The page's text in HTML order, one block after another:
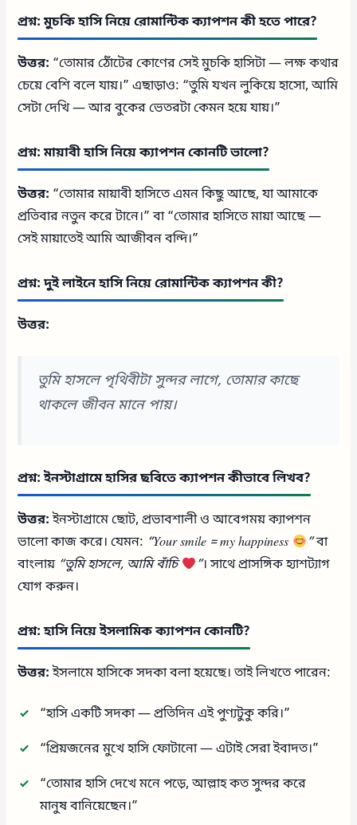
প্রশ্ন: মুচকি হাসি নিয়ে রোমান্টিক ক্যাপশন কী হতে পারে?
উত্তর: “তোমার ঠোঁটের কোণের সেই মুচকি হাসিটা — লক্ষ কথার
চেয়ে বেশি বলে যায়।” এছাড়াও: “তুমি যখন লুকিয়ে হাসো, আমি
সেটা দেখি — আর বুকের ভেতরটা কেমন হয়ে যায়।”
প্রশ্ন: মায়াবী হাসি নিয়ে ক্যাপশন কোনটি ভালো?
উত্তর: “তোমার মায়াবী হাসিতে এমন কিছু আছে, যা আমাকে
প্রতিবার নতুন করে টানে।” বা “তোমার হাসিতে মায়া আছে —
সেই মায়াতেই আমি আজীবন বন্দি।”
প্রশ্ন: দুই লাইনে হাসি নিয়ে রোমান্টিক ক্যাপশন কী?
উত্তর:
তুমি হাসলে পৃথিবীটা সুন্দর লাগে, তোমার কাছে
থাকলে জীবন মানে পায়।
প্রশ্ন: ইনস্টাগ্রামে হাসির ছবিতে ক্যাপশন কীভাবে লিখব?
উত্তর:ইনস্টাগ্রামে ছোট, প্রভাবশালী ও আবেগময় ক্যাপশন
ভালো কাজ করে। যেমন: “Your smile = my happiness ”বা
বাংলায় “তুমি হাসলে, আমি বাঁচি ”। সাথে প্রাসঙ্গিক হ্যাশট্যাগ
যোগ করুন।
প্রশ্ন: হাসি নিয়ে ইসলামিক ক্যাপশন কোনটি?
উত্তর:ইসলামে হাসিকে সদকা বলা হয়েছে। তাই লিখতে পারেন:
“হাসি একটি সদকা — প্রতিদিন এই পুণ্যটুকু করি।”
“প্রিয়জনের মুখে হাসি ফোটানো — এটাই সেরা ইবাদত।”
“তোমার হাসি দেখে মনে পড়ে, আল্লাহ কত সুন্দর করে
মানুষ বানিয়েছেন।”